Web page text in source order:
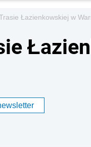
Łazienkowskiej w